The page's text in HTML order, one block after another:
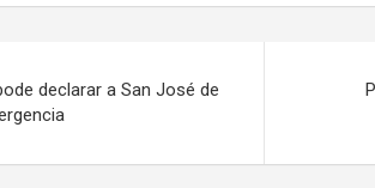
declarar a San José de